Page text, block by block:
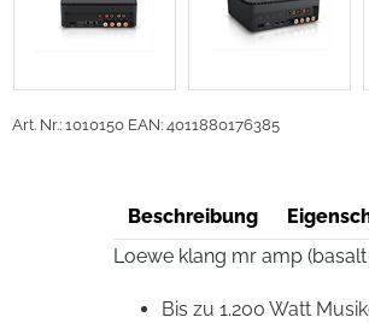
Art. Nr.: 1010150 EAN: 4011880176385
Beschreibung
Loewe klang mr amp
Bis zu 1.200 Watt